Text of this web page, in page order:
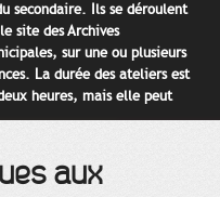
secondaire. Ils se déroulent
site des Archives
sur une ou plusieurs
La durée des ateliers est
heures, mais elle peut
adaptée en fonction des
aux